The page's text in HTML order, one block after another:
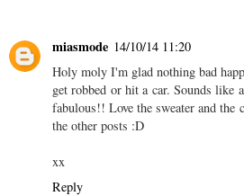
miasmode 14/10/14 11:20
Holy moly I'm glad nothing bad
get robbed or hit a car. Sounds like
fabulous!! Love the sweater and the
the other posts :D
xx
Reply